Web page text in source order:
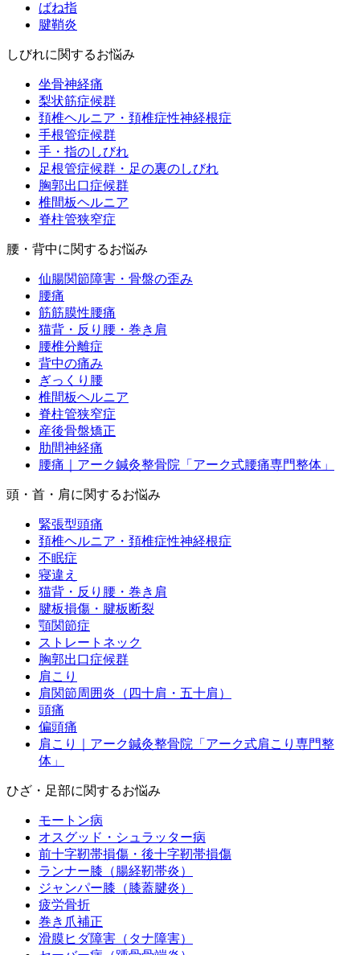
ばね指
腱鞘炎
しびれに関するお悩み
坐骨神経痛
梨状筋症候群
頚椎ヘルニア・頚椎症性神経根症
手根管症候群
手・指のしびれ
足根管症候群・足の裏のしびれ
胸郭出口症候群
椎間板ヘルニア
脊柱管狭窄症
腰・背中に関するお悩み
仙腸関節障害・骨盤の歪み
腰痛
筋筋膜性腰痛
猫背・反り腰・巻き肩
腰椎分離症
背中の痛み
ぎっくり腰
椎間板ヘルニア
脊柱管狭窄症
産後骨盤矯正
肋間神経痛
腰痛｜アーク鍼灸整骨院「アーク式腰痛専門整体」
頭・首・肩に関するお悩み
緊張型頭痛
頚椎ヘルニア・頚椎症性神経根症
不眠症
寝違え
猫背・反り腰・巻き肩
腱板損傷・腱板断裂
顎関節症
ストレートネック
胸郭出口症候群
肩こり
肩関節周囲炎（四十肩・五十肩）
頭痛
偏頭痛
肩こり｜アーク鍼灸整骨院「アーク式肩こり専門整
体」
ひざ・足部に関するお悩み
モートン病
オスグッド・シュラッター病
前十字靭帯損傷・後十字靭帯損傷
ランナー膝（腸経靭帯炎）
ジャンパー膝（膝蓋腱炎）
疲労骨折
巻き爪補正
滑膜ヒダ障害（タナ障害）